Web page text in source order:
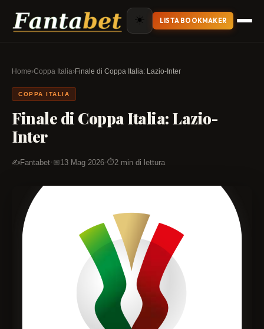
☀️ LISTA BOOKMAKER
Home›Coppa Italia›Finale di Coppa Italia: Lazio-Inter
COPPA ITALIA
Finale di Coppa Italia: Lazio-
Inter
✍️Fantabet· 📅13 Mag 2026·⏱️2 min di lettura